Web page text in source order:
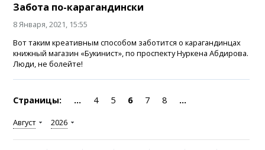
Забота по-карагандински
8 Января, 2021, 15:55
Вот таким креативным способом заботится о карагандинцах
книжный магазин «Букинист», по проспекту Нуркена Абдирова.
Люди, не болейте!
Страницы: ... 4 5 6 7 8 ...
Август 2026